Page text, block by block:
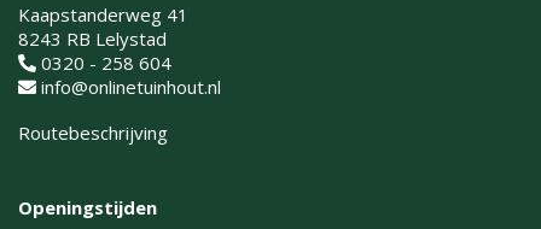
Kaapstanderweg 41
8243 RB Lelystad
0320 - 258 604
info@onlinetuinhout.nl
Routebeschrijving
Openingstijden